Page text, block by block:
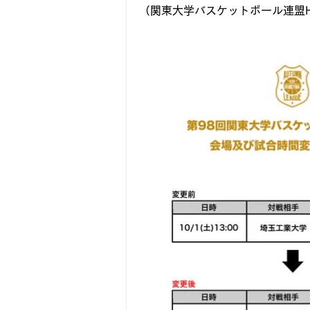
（関東大学バスケットボール連盟